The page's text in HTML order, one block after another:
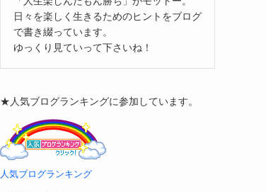
日々を楽しく生きるためのヒントをブログ
で書き綴っています。
ゆっくり見ていって下さいね！
★人気ブログランキングに参加しています。
人気ブログランキング